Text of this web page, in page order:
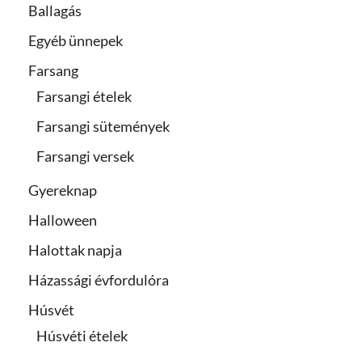
Ballagás
Egyéb ünnepek
Farsang
Farsangi ételek
Farsangi sütemények
Farsangi versek
Gyereknap
Halloween
Halottak napja
Házassági évfordulóra
Húsvét
Húsvéti ételek